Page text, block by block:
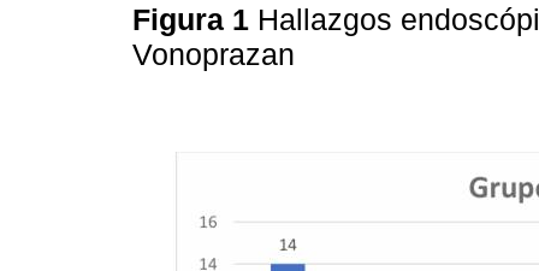
Figura 1 Hallazgos
Vonoprazan